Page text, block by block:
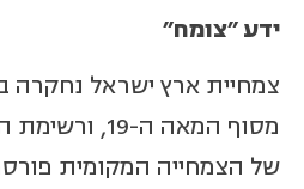
ידע "צומח"
צמחיית ארץ ישראל נחקרה
מסוף המאה ה-